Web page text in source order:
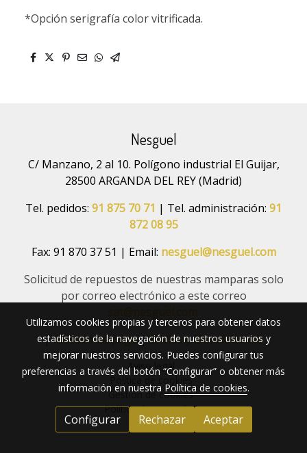
*Opción serigrafía color vitrificada.
Nesguel
C/ Manzano, 2 al 10. Polígono industrial El Guijar,
28500 ARGANDA DEL REY (Madrid)
Tel. pedidos: 91 875 70 71 | Tel. administración: 91
872 08 95
Fax: 91 870 37 51 | Email: nesguel@nesguel.com
Solicitud de repuestos de nuestras mamparas solo
por correo electrónico a este correo
|Método de pago|Envíos y Devoluciones
Aviso legal
Política de cookies
Gestión de cookies
Política de privacidad
Utilizamos cookies propias y terceros para obtener datos
estadísticos de la navegación de nuestros usuarios y
mejorar nuestros servicios. Puedes configurar tus
preferencias a través del botón “Configurar” o obtener más
información en nuestra Política de cookies.
Configurar Rechazar Aceptar